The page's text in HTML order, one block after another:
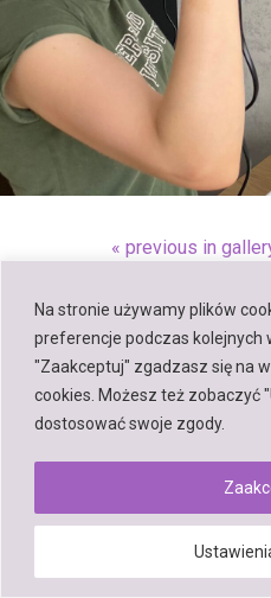
Na stronie używamy plików
preferencje podczas kolejnych
"Zaakceptuj" zgadzasz się na
cookies. Możesz też zobaczyć
dostosować swoje zgody.
« previous in
Mobile